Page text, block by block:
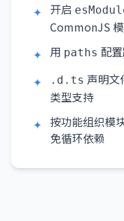
✦ 开启
CommonJS
✦ 用 paths 配
✦
.d.ts 声明文
类型支持
✦ 按功能组织模
免循环依赖